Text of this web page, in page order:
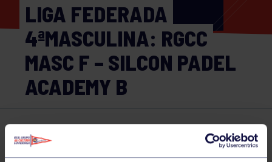
LIGA FEDERADA
4ªMASCULINA: RGCC
MASC F – SILCON PADEL
ACADEMY B
Comparte